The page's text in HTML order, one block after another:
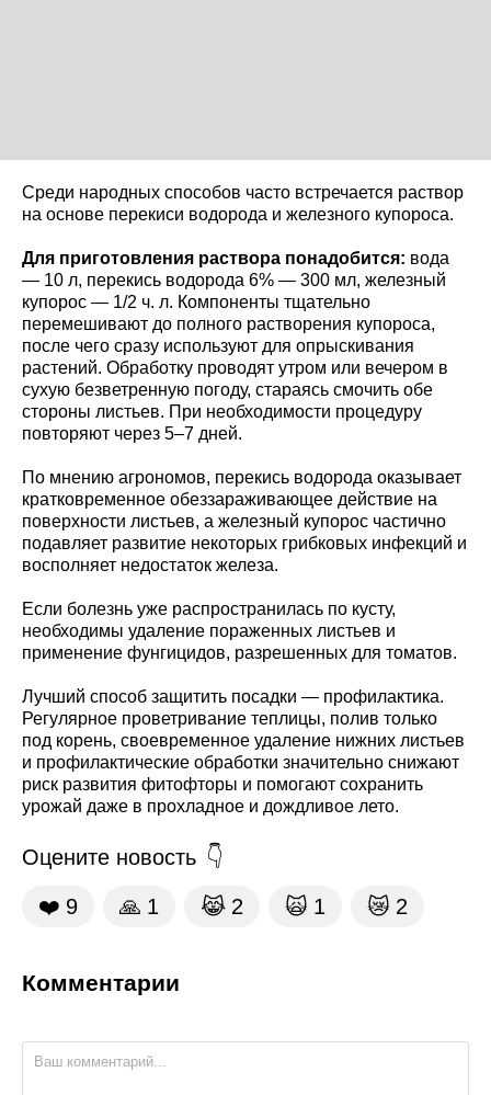
Среди народных способов часто встречается раствор
на основе перекиси водорода и железного купороса.
Для приготовления раствора понадобится: вода
— 10 л, перекись водорода 6% — 300 мл, железный
купорос — 1/2 ч. л. Компоненты тщательно
перемешивают до полного растворения купороса,
после чего сразу используют для опрыскивания
растений. Обработку проводят утром или вечером в
сухую безветренную погоду, стараясь смочить обе
стороны листьев. При необходимости процедуру
повторяют через 5–7 дней.
По мнению агрономов, перекись водорода оказывает
кратковременное обеззараживающее действие на
поверхности листьев, а железный купорос частично
подавляет развитие некоторых грибковых инфекций и
восполняет недостаток железа.
Если болезнь уже распространилась по кусту,
необходимы удаление пораженных листьев и
применение фунгицидов, разрешенных для томатов.
Лучший способ защитить посадки — профилактика.
Регулярное проветривание теплицы, полив только
под корень, своевременное удаление нижних листьев
и профилактические обработки значительно снижают
риск развития фитофторы и помогают сохранить
урожай даже в прохладное и дождливое лето.
Оцените новость
❤️ 9 🙏 1 😹 2 🙀 1 😿 2
Комментарии